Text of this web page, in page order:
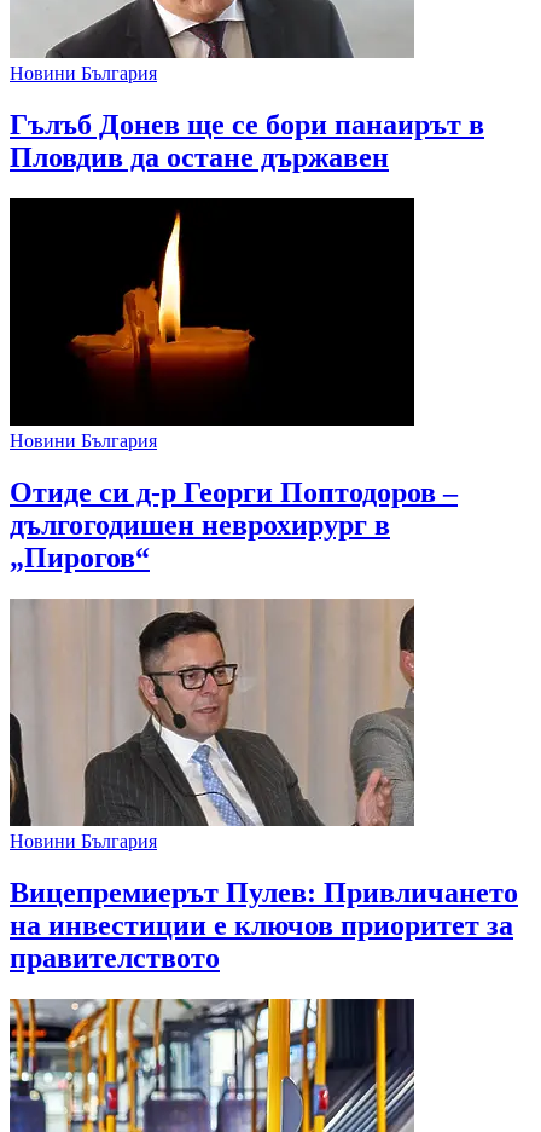
Новини България
Гълъб Донев ще се бори панаирът в
Пловдив да остане държавен
Новини България
Отиде си д-р Георги Поптодоров –
дългогодишен неврохирург в
„Пирогов“
Новини България
Вицепремиерът Пулев: Привличането
на инвестиции е ключов приоритет за
правителството